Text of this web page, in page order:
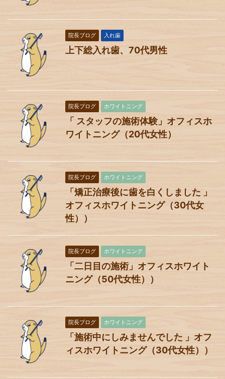
院長ブログ 入れ歯
上下総入れ歯、70代男性
院長ブログ ホワイトニング
「 スタッフの施術体験」オフィスホ
ワイトニング（20代女性）
院長ブログ ホワイトニング
「矯正治療後に歯を白くしました 」
オフィスホワイトニング（30代女
性））
院長ブログ ホワイトニング
「二日目の施術」オフィスホワイト
ニング（50代女性））
院長ブログ ホワイトニング
「施術中にしみませんでした 」オフ
ィスホワイトニング（30代女性））